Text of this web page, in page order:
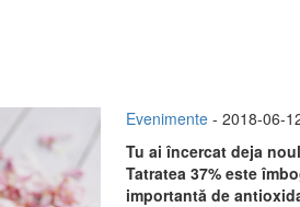
Evenimente - 2018-06-
Tu ai încercat deja
Tatratea 37% este
importantă de